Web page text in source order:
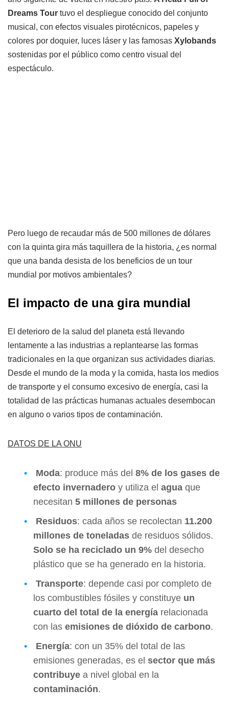
Dreams Tour tuvo el despliegue conocido del conjunto
musical, con efectos visuales pirotécnicos, papeles y
colores por doquier, luces láser y las famosas Xylobands
sostenidas por el público como centro visual del
espectáculo.
Pero luego de recaudar más de 500 millones de dólares
con la quinta gira más taquillera de la historia, ¿es normal
que una banda desista de los beneficios de un tour
mundial por motivos ambientales?
El impacto de una gira mundial
El deterioro de la salud del planeta está llevando
lentamente a las industrias a replantearse las formas
tradicionales en la que organizan sus actividades diarias.
Desde el mundo de la moda y la comida, hasta los medios
de transporte y el consumo excesivo de energía, casi la
totalidad de las prácticas humanas actuales desembocan
en alguno o varios tipos de contaminación.
DATOS DE LA ONU
Moda: produce más del 8% de los gases de
efecto invernadero y utiliza el agua que
necesitan 5 millones de personas
Residuos: cada años se recolectan 11.200
millones de toneladas de residuos sólidos.
Solo se ha reciclado un 9% del desecho
plástico que se ha generado en la historia.
Transporte: depende casi por completo de
los combustibles fósiles y constituye un
cuarto del total de la energía relacionada
con las emisiones de dióxido de carbono.
Energía: con un 35% del total de las
emisiones generadas, es el sector que más
contribuye a nivel global en la
contaminación.